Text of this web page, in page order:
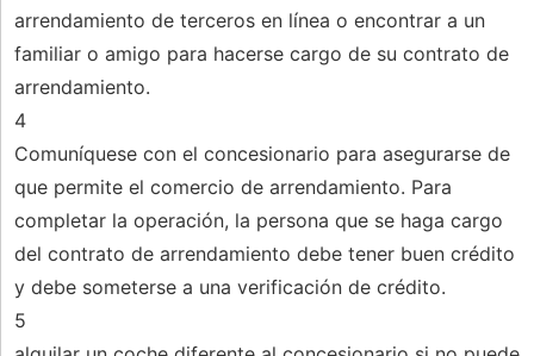
arrendamiento de terceros en línea o encontrar a un
familiar o amigo para hacerse cargo de su contrato de
arrendamiento.
4
Comuníquese con el concesionario para asegurarse de
que permite el comercio de arrendamiento. Para
completar la operación, la persona que se haga cargo
del contrato de arrendamiento debe tener buen crédito
y debe someterse a una verificación de crédito.
5